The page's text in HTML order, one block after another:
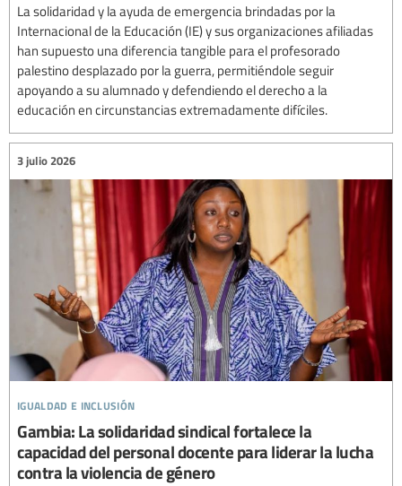
La solidaridad y la ayuda de emergencia brindadas por la
Internacional de la Educación (IE) y sus organizaciones afiliadas
han supuesto una diferencia tangible para el profesorado
palestino desplazado por la guerra, permitiéndole seguir
apoyando a su alumnado y defendiendo el derecho a la
educación en circunstancias extremadamente difíciles.
igualdad e inclusión
3 julio 2026
Gambia: La solidaridad sindical fortalece la
capacidad del personal docente para liderar la lucha
contra la violencia de género